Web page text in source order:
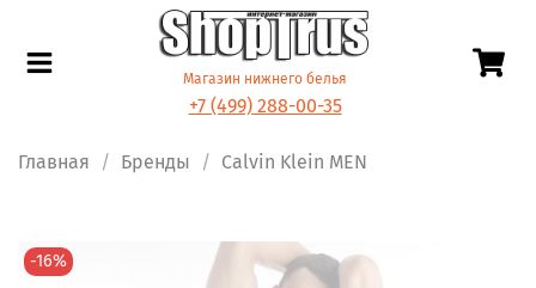
Магазин нижнего белья
+7 (499) 288-00-35
Главная Бренды Calvin Klein MEN
-16%